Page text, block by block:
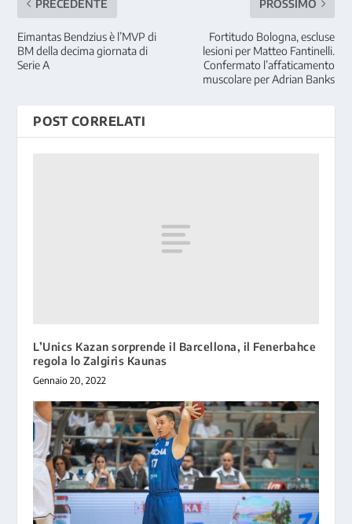
PRECEDENTE
Eimantas Bendzius è l’MVP di
BM della decima giornata di
Serie A
PROSSIMO
Fortitudo Bologna, escluse
lesioni per Matteo Fantinelli.
Confermato l’affaticamento
muscolare per Adrian Banks
POST CORRELATI
L’Unics Kazan sorprende il Barcellona, il Fenerbahce
regola lo Zalgiris Kaunas
Gennaio 20, 2022